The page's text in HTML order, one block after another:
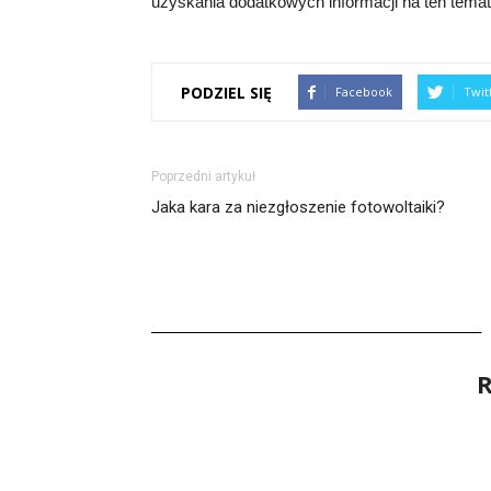
PODZIEL SIĘ Facebook
Poprzedni artykuł
Jaka kara za niezgłoszenie fotowoltaiki?